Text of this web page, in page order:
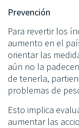
Prevención
Para revertir los
aumento en el
orientar las
aún no la
de tenerla,
problemas de
Esto implica
aumentar las